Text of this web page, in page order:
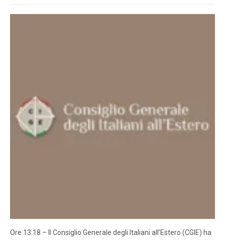
Ore 13.18 – Il Consiglio Generale degli Italiani all’Estero (CGIE) ha